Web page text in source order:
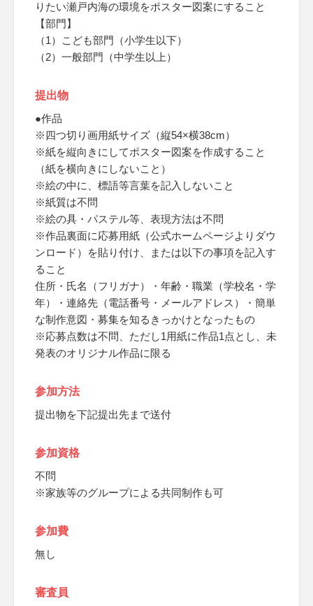
りたい瀬戸内海の環境をポスター図案にすること
【部門】
（1）こども部門（小学生以下）
（2）一般部門（中学生以上）
提出物
●作品
※四つ切り画用紙サイズ（縦54×横38cm）
※紙を縦向きにしてポスター図案を作成すること
（紙を横向きにしないこと）
※絵の中に、標語等言葉を記入しないこと
※紙質は不問
※絵の具・パステル等、表現方法は不問
※作品裏面に応募用紙（公式ホームページよりダウ
ンロード）を貼り付け、または以下の事項を記入す
ること
住所・氏名（フリガナ）・年齢・職業（学校名・学
年）・連絡先（電話番号・メールアドレス）・簡単
な制作意図・募集を知るきっかけとなったもの
※応募点数は不問、ただし1用紙に作品1点とし、未
発表のオリジナル作品に限る
参加方法
提出物を下記提出先まで送付
参加資格
不問
※家族等のグループによる共同制作も可
参加費
無し
審査員